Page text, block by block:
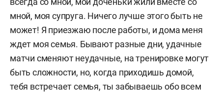
мной, моя супруга. Ничего лучше этого быть не
может! Я приезжаю после работы, и дома меня
ждет моя семья. Бывают разные дни, удачные
матчи сменяют неудачные, на тренировке могут
быть сложности, но, когда приходишь домой,
тебя встречает семья, ты забываешь обо всем